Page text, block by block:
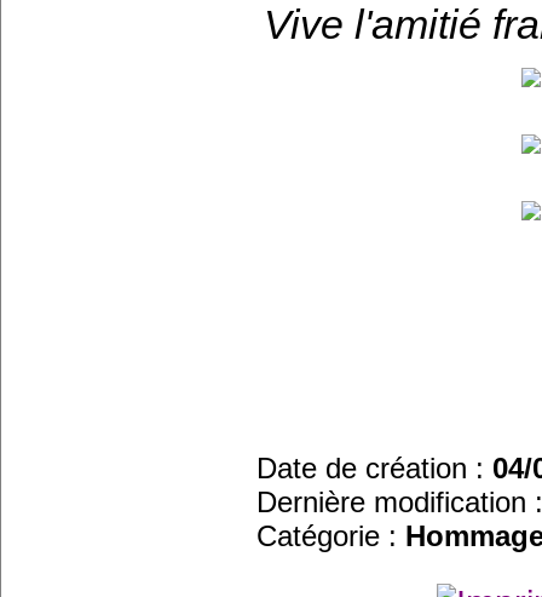
Vive l'amitié
Date de création : 04/
Dernière modification
Catégorie :